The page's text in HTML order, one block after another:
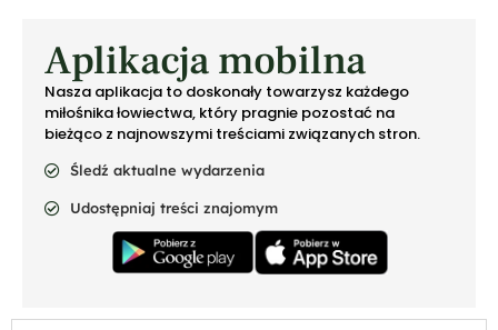
Aplikacja mobilna
Nasza aplikacja to doskonały towarzysz każdego
miłośnika łowiectwa, który pragnie pozostać na
bieżąco z najnowszymi treściami związanych stron.
Śledź aktualne wydarzenia
Udostępniaj treści znajomym